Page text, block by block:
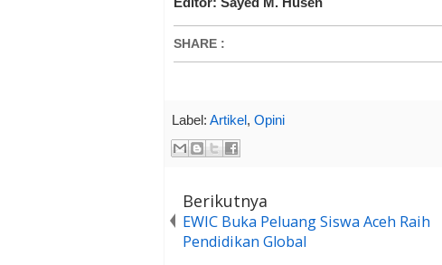
SHARE :
Label: Artikel, Opini
Berikutnya
EWIC Buka Peluang Siswa Aceh Raih
Pendidikan Global